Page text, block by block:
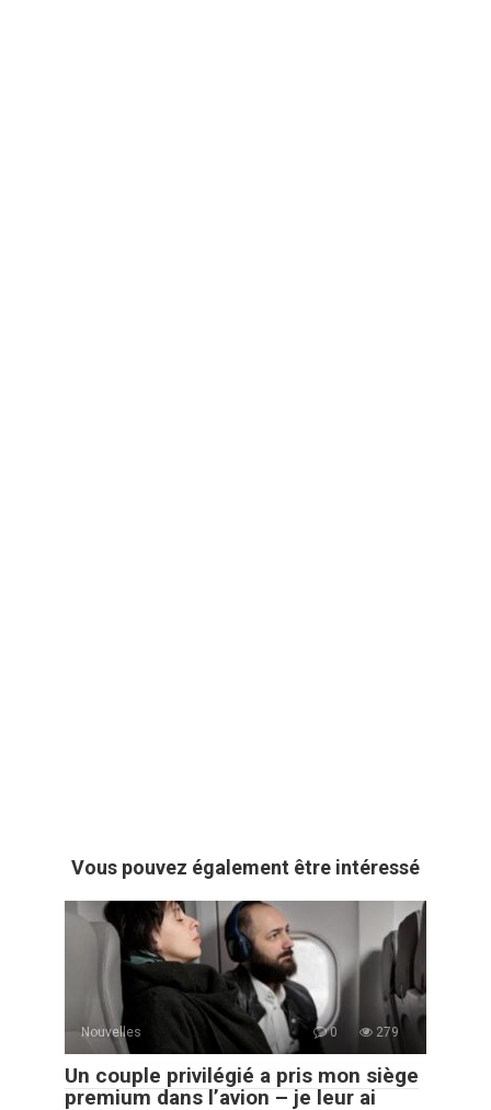
Vous pouvez également être intéressé
Nouvelles 0 279
Un couple privilégié a pris mon siège
premium dans l’avion – je leur ai